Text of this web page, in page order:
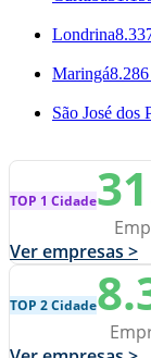
Londrina
Maringá8.286
São José dos
TOP 1 Cidade
Ver empresas >
TOP 2 Cidade